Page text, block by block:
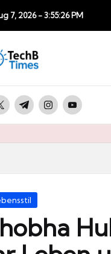
7, 2026-3:55:27 PM
t.me instagram.com